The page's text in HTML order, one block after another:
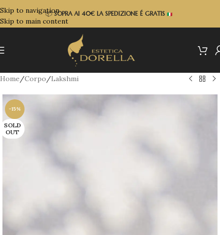
Skip to navigation
Skip to main content
📦 SOPRAAI 40€ LA SPEDIZIONE É GRATIS
Home/Corpo/Lakshmi
-15%
SOLD
OUT